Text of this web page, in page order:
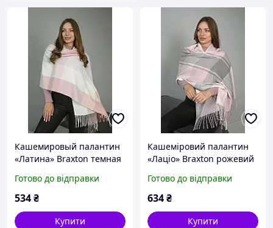
Кашемировый палантин
«Латина» Braxton темная
светло-серый + розовый
D9-2026
Готово до відправки
534₴
Купити
Кашеміровий палантин
«Лаціо» Braxton рожевий
Готово до відправки
634₴
Купити